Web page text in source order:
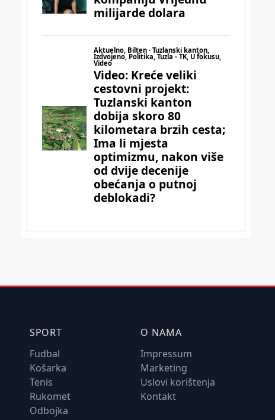
SPORT
Fudbal
Košarka
Tenis
Rukomet
Odbojka
O NAMA
Impressum
Marketing
Uslovi korištenja
Kontakt